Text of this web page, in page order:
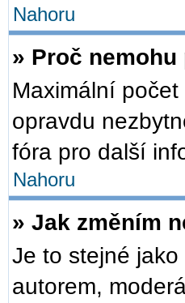
Nahoru
» Proč
Maximální
opravdu
fóra pro další
Nahoru
» Jak změním
Je to stejné
autorem,